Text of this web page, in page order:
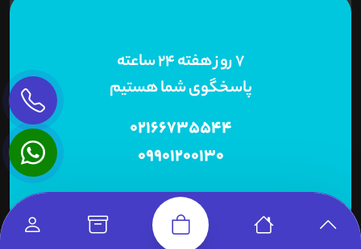
7 روز هفته 24 ساعته
پاسخگوی شما هستیم
02166735544
09901200130